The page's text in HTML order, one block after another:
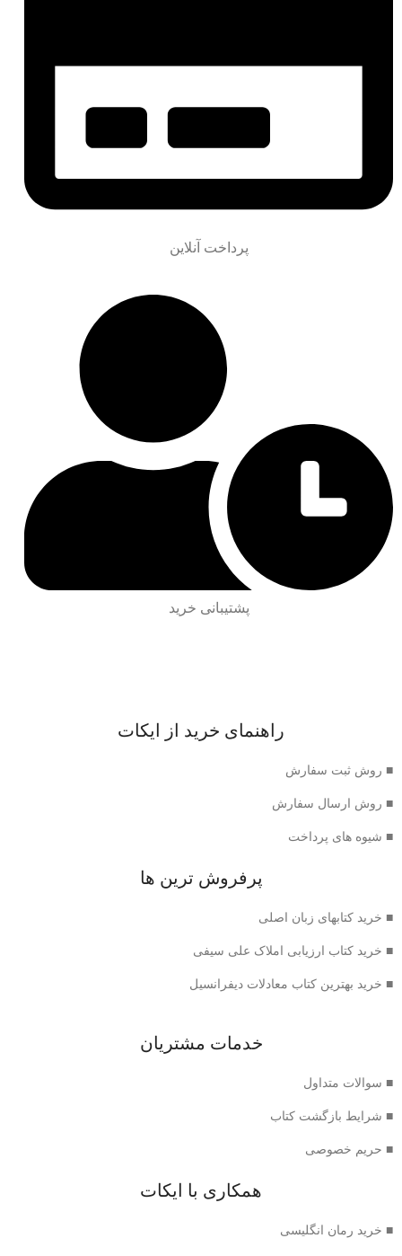
پرداخت آنلاین
پشتیبانی خرید
راهنمای خرید از ایکات
■ روش ثبت سفارش
■ روش ارسال سفارش
■ شیوه های پرداخت
پرفروش ترین ها
■ خرید کتابهای زبان اصلی
■ خرید کتاب ارزیابی املاک علی سیفی
■ خرید بهترین کتاب معادلات دیفرانسیل
خدمات مشتریان
■ سوالات متداول
■ شرایط بازگشت کتاب
■ حریم خصوصی
همکاری با ایکات
■ خرید رمان انگلیسی